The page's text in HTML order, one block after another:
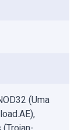
(Uma